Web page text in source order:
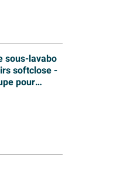
sous-lavabo
softclose -
pour